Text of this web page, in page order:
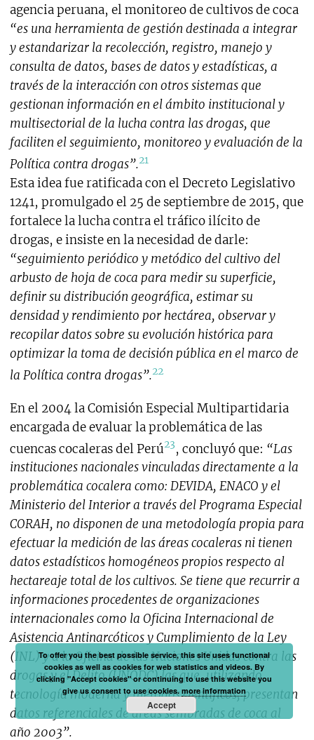
agencia peruana, el monitoreo de cultivos de coca
“es una herramienta de gestión destinada a integrar
y estandarizar la recolección, registro, manejo y
consulta de datos, bases de datos y estadísticas, a
través de la interacción con otros sistemas que
gestionan información en el ámbito institucional y
multisectorial de la lucha contra las drogas, que
faciliten el seguimiento, monitoreo y evaluación de la
Política contra drogas”.21
Esta idea fue ratificada con el Decreto Legislativo
1241, promulgado el 25 de septiembre de 2015, que
fortalece la lucha contra el tráfico ilícito de
drogas, e insiste en la necesidad de darle:
“seguimiento periódico y metódico del cultivo del
arbusto de hoja de coca para medir su superficie,
definir su distribución geográfica, estimar su
densidad y rendimiento por hectárea, observar y
recopilar datos sobre su evolución histórica para
optimizar la toma de decisión pública en el marco de
la Política contra drogas”.22
En el 2004 la Comisión Especial Multipartidaria
encargada de evaluar la problemática de las
cuencas cocaleras del Perú23, concluyó que: “Las
instituciones nacionales vinculadas directamente a la
problemática cocalera como: DEVIDA, ENACO y el
Ministerio del Interior a través del Programa Especial
CORAH, no disponen de una metodología propia para
efectuar la medición de las áreas cocaleras ni tienen
datos estadísticos homogéneos propios respecto al
hectareaje total de los cultivos. Se tiene que recurrir a
informaciones procedentes de organizaciones
internacionales como la Oficina Internacional de
Asistencia Antinarcóticos y Cumplimiento de la Ley
(INL) y a la Oficina de las Naciones Unidas contra las
drogas y el Delito (UNODC) las que, utilizando
tecnología moderna y métodos científicos, presentan
datos referenciales de áreas sembradas de coca al
año 2003”.
To offer you the best possible service, this site uses functional
cookies as well as cookies for web statistics and videos. By
clicking "Accept cookies" or continuing to use this website you
give us consent to use cookies.more information
Accept